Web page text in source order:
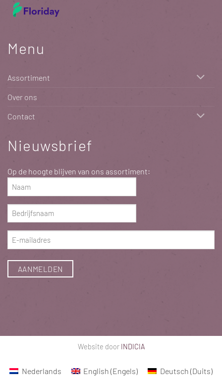
Menu
Assortiment
Over ons
Contact
Nieuwsbrief
Op de hoogte blijven van ons assortiment:
Naam
(Vereist)
Bedrijfsnaam
(Vereist)
E-
mailadres
(Vereist)
Website door INDICIA
Nederlands English (Engels) Deutsch (Duits)